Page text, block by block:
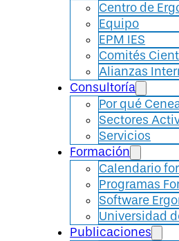
Centro de
Equipo
EPM IES
Comités
Alianzas
Consultoría
Por qué
Sectores
Servicios
Formación
Calendario
Programas
Software
Universidad
Publicaciones